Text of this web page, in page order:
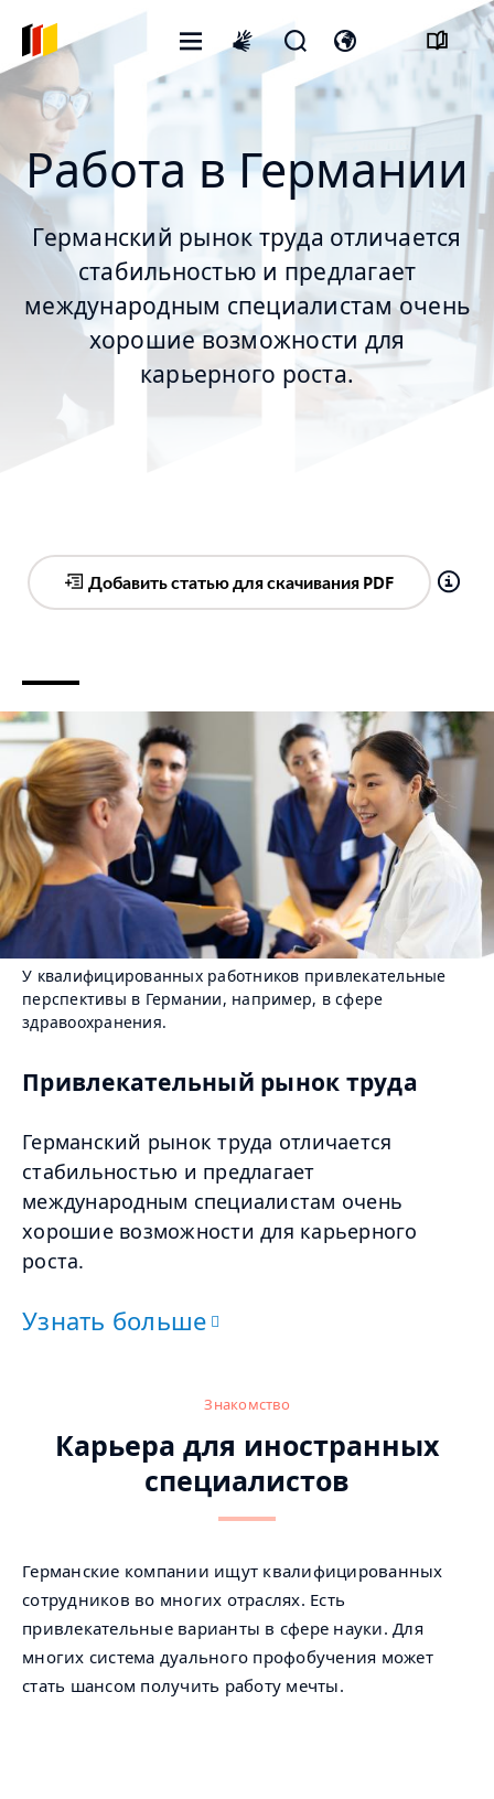
Открытое
меню
sign
language
ОткрытьОткройте
переключатель
Работа в Германии
Германский рынок труда отличается
стабильностью и предлагает
международным специалистам очень
хорошие возможности для
карьерного роста.
Добавить статью для скачивания PDF
У квалифицированных работников привлекательные
перспективы в Германии, например, в сфере
здравоохранения.
Привлекательный рынок труда
Германский рынок труда отличается
стабильностью и предлагает
международным специалистам очень
хорошие возможности для карьерного
роста.
Узнать больше
Знакомство
Карьера для иностранных
специалистов
Германские компании ищут квалифицированных
сотрудников во многих отраслях. Есть
привлекательные варианты в сфере науки. Для
многих система дуального профобучения может
стать шансом получить работу мечты.